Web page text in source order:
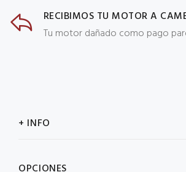
RECIBIMOS TU MOTOR A
Tu motor dañado como pago
+ INFO